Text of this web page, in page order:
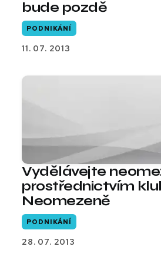
bude pozdě
PODNIKÁNÍ
11. 07. 2013
Vydělávejte
prostřednictvím
Neomezeně
PODNIKÁNÍ
28. 07. 2013